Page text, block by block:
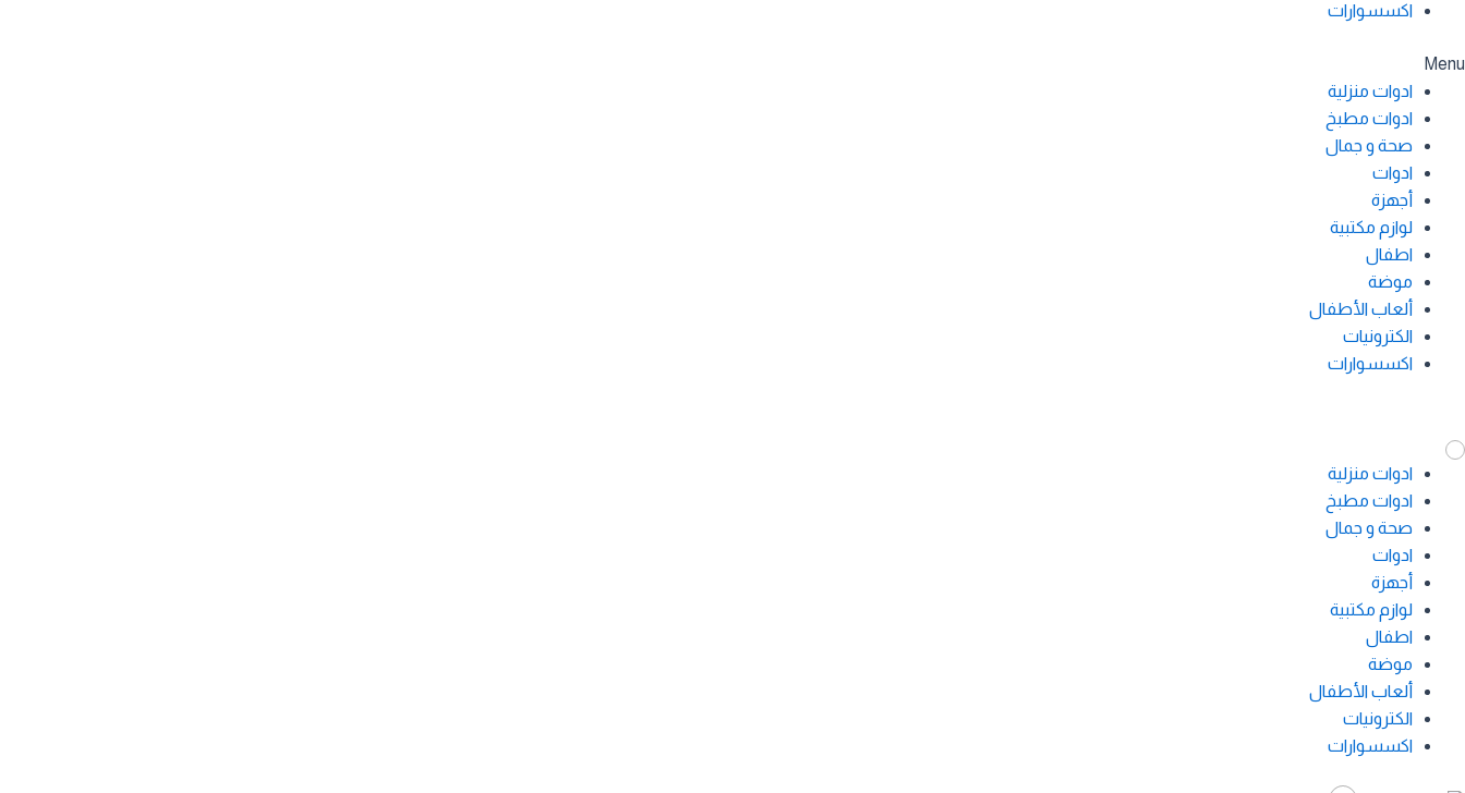
اكسسوارات
Menu
ادوات منزلية
ادوات مطبخ
صحة و جمال
ادوات
أجهزة
لوازم مكتبية
اطفال
موضة
ألعاب الأطفال
الكترونيات
اكسسوارات
ادوات منزلية
ادوات مطبخ
صحة و جمال
ادوات
أجهزة
لوازم مكتبية
اطفال
موضة
ألعاب الأطفال
الكترونيات
اكسسوارات